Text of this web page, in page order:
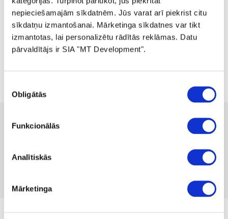
nepieciešamajām sīkdatnēm. Jūs varat arī piekrist citu
sīkdatņu izmantošanai. Mārketinga sīkdatnes var tikt
izmantotas, lai personalizētu rādītās reklāmas. Datu
pārvaldītājs ir SIA "MT Development".
izvēle
Obligātās
Funkcionālās
Analītiskās
Mārketinga
53.99
Produkta kods 1333551
Nav atsauksmju